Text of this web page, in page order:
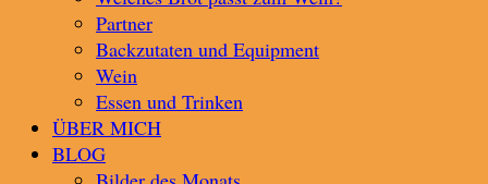
Partner
Backzutaten und Equipment
Wein
Essen und Trinken
ÜBER MICH
BLOG